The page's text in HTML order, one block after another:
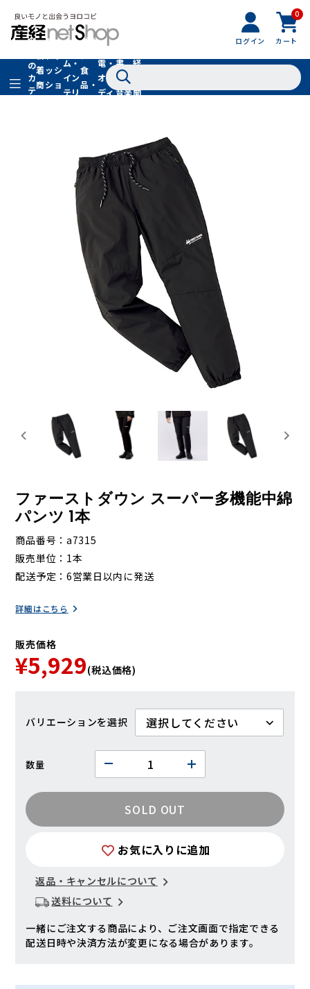
ログイン
0
カート
全
の
カ
テ
着
商
品
フ
ッ
シ
ョ
フ
ァ
シ
ョ
ン
ム・
イン
テリ
グル
食
品・
ドリ
家
電・
オー
ディ
書
籍・
音楽
経
聞
ファーストダウン スーパー多機能中綿
パンツ 1本
商品番号
a7315
販売単位
1本
配送予定
6営業日以内に発送
詳細はこちら
販売価格
¥5,929(税込価格)
バリエーション
数量
SOLD OUT
お気に入りに追加
返品・キャンセルについて
送料について
一緒にご注文する商品により、ご注文画面で指定できる
配送日時や決済方法が変更になる場合があります。